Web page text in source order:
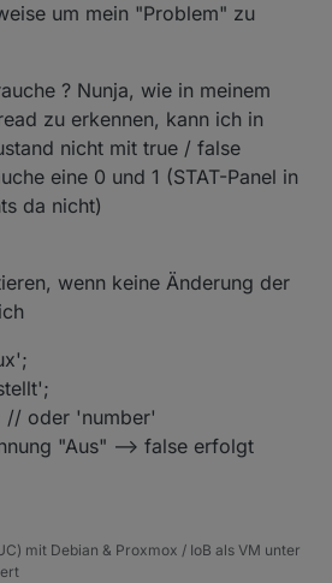
/ "false"; type: "string" ?
der bei true dann 1 liefert und bei
Werte ? In ioBroker / Javascript sollte
Werten arbeiten.
um mein "Problem" zu
? Nunja, wie in meinem
zu erkennen, kann ich in
nicht mit true / false
eine 0 und 1 (STAT-Panel in
da nicht)
wenn keine Änderung der
// oder 'number'
"Aus" --> false erfolgt
mit Debian & Proxmox / IoB als VM unter